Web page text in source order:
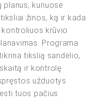
planus, kuriuose
žinos, ką ir kada
krūvio
Programa
tikslią sandėlio,
ir kontrolę
užduotys
tuos pačius